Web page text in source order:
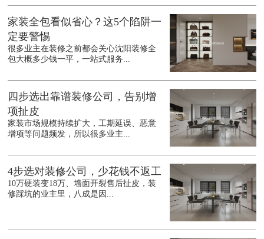
家装全包看似省心？这5个陷阱一
定要警惕
很多业主在装修之前都会关心沈阳装修全
包大概多少钱一平，一站式服务...
四步选出靠谱装修公司，告别增
项扯皮
家装市场规模持续扩大，工期延误、恶意
增项等问题频发，所以很多业主...
4步选对装修公司，少花钱不返工
10万硬装变18万、墙面开裂售后扯皮，装
修踩坑的业主里，八成是因...